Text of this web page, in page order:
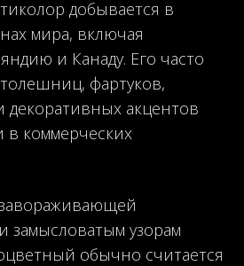
добывается в
мира, включая
и Канаду. Его часто
фартуков,
декоративных акцентов
в коммерческих
замысловатым узорам
обычно считается